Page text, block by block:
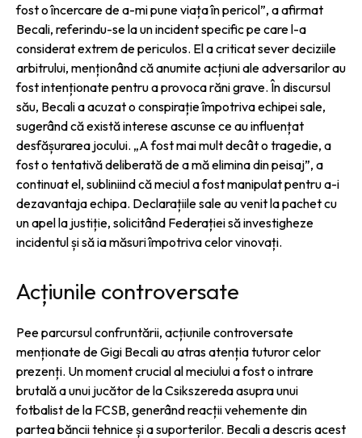
fost o încercare de a-mi pune viața în pericol”, a afirmat
Becali, referindu-se la un incident specific pe care l-a
considerat extrem de periculos. El a criticat sever deciziile
arbitrului, menționând că anumite acțiuni ale adversarilor au
fost intenționate pentru a provoca răni grave. În discursul
său, Becali a acuzat o conspirație împotriva echipei sale,
sugerând că există interese ascunse ce au influențat
desfășurarea jocului. „A fost mai mult decât o tragedie, a
fost o tentativă deliberată de a mă elimina din peisaj”, a
continuat el, subliniind că meciul a fost manipulat pentru a-i
dezavantaja echipa. Declarațiile sale au venit la pachet cu
un apel la justiție, solicitând Federației să investigheze
incidentul și să ia măsuri împotriva celor vinovați.
Acțiunile controversate
Pee parcursul confruntării, acțiunile controversate
menționate de Gigi Becali au atras atenția tuturor celor
prezenți. Un moment crucial al meciului a fost o intrare
brutală a unui jucător de la Csikszereda asupra unui
fotbalist de la FCSB, generând reacții vehemente din
partea băncii tehnice și a suporterilor. Becali a descris acest